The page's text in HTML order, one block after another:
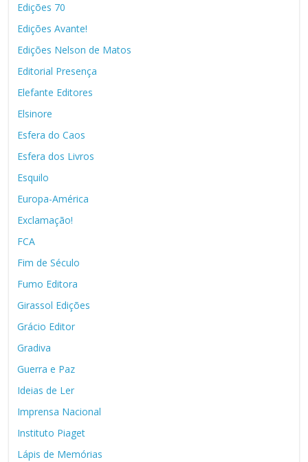
Edições 70
Edições Avante!
Edições Nelson de Matos
Editorial Presença
Elefante Editores
Elsinore
Esfera do Caos
Esfera dos Livros
Esquilo
Europa-América
Exclamação!
FCA
Fim de Século
Fumo Editora
Girassol Edições
Grácio Editor
Gradiva
Guerra e Paz
Ideias de Ler
Imprensa Nacional
Instituto Piaget
Lápis de Memórias